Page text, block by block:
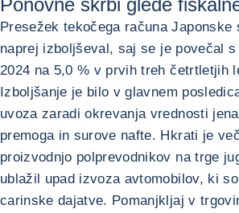
Presežek tekočega računa Japonske
naprej izboljševal, saj se je povečal
2024 na 5,0 % v prvih treh četrtletjih
Izboljšanje je bilo v glavnem
uvoza zaradi okrevanja vrednosti
premoga in surove nafte. Hkrati je
proizvodnjo polprevodnikov na trge
ublažil upad izvoza avtomobilov, ki
carinske dajatve. Pomanjkljaj v